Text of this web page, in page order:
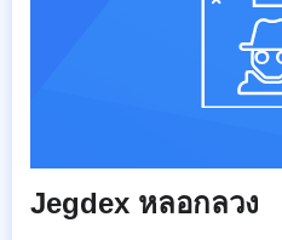
Jegdex หลอกลวง